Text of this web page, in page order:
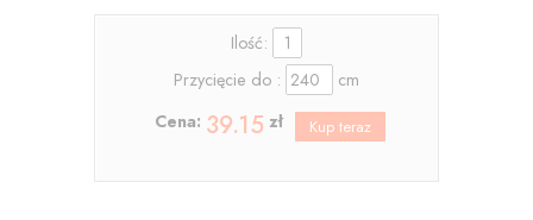
Ilość:
Przycięcie do :
cm
Cena: 39.15 zł